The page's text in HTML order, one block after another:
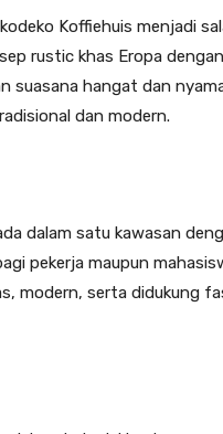
Koffiehuis menjadi
rustic khas Eropa
suasana hangat dan
dan modern.
dalam satu kawasan
pekerja maupun
modern, serta didukung